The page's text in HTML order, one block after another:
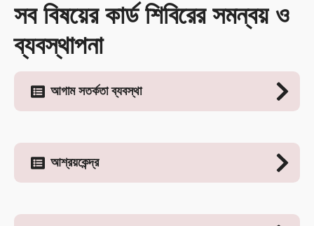
সব বিষয়ের কার্ড শিবিরের সমন্বয় ও
ব্যবস্থাপনা
আগাম সতর্কতা ব্যবস্থা
আশ্রয়কেন্দ্র